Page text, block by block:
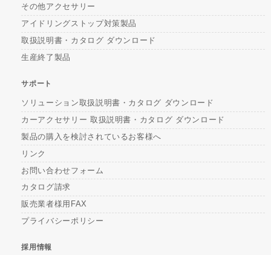
その他アクセサリー
アイドリングストップ対策製品
取扱説明書・カタログ ダウンロード
生産終了製品
サポート
ソリューション取扱説明書・カタログ ダウンロード
カーアクセサリー 取扱説明書・カタログ ダウンロード
製品の購入を検討されているお客様へ
リンク
お問い合わせフォーム
カタログ請求
販売業者様用FAX
プライバシーポリシー
採用情報